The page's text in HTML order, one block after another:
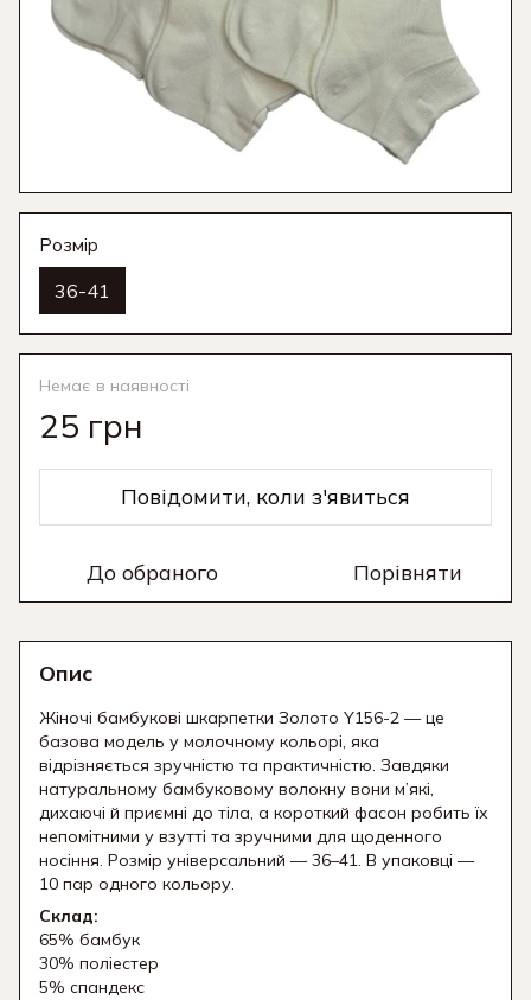
Розмір
36-41
Немає в наявності
25 грн
Повідомити, коли з'явиться
До обраного Порівняти
Опис
Жіночі бамбукові шкарпетки Золото Y156-2 — це
базова модель у молочному кольорі, яка
відрізняється зручністю та практичністю. Завдяки
натуральному бамбуковому волокну вони м’які,
дихаючі й приємні до тіла, а короткий фасон робить їх
непомітними у взутті та зручними для щоденного
носіння. Розмір універсальний — 36–41. В упаковці —
10 пар одного кольору.
Склад:
65% бамбук
30% поліестер
5% спандекс